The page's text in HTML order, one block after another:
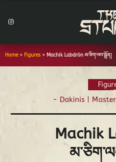
I
n
r
m
Home> Figures > Machik Labdrön མ་ཅིག་ལབ་སྒྲོན།
- Dakinis
Machik